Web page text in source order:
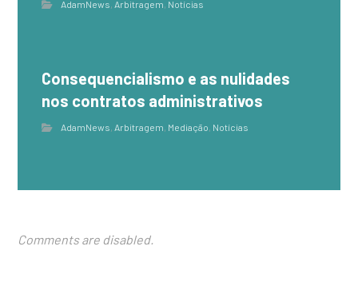
AdamNews, Arbitragem, Notícias
Consequencialismo e as nulidades
nos contratos administrativos
AdamNews, Arbitragem, Mediação, Notícias
Comments are disabled.